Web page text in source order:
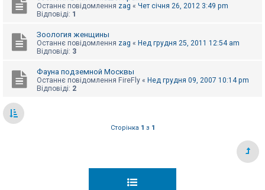
А
т
т
и
Останнє повідомлення zag « Чет січня 26, 2012 3:49 pm
Відповіді: 1
Зоология женщины
Останнє повідомлення zag « Нед грудня 25, 2011 12:54 am
Відповіді: 3
Фауна подземной Москвы
Останнє повідомлення FireFly « Нед грудня 09, 2007 10:14 pm
Відповіді: 2
Сторінка 1 з 1